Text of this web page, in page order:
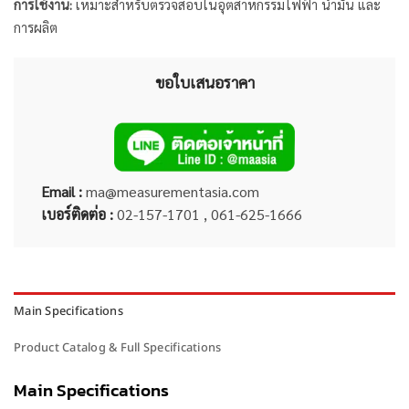
การใช้งาน: เหมาะสำหรับตรวจสอบในอุตสาหกรรมไฟฟ้า น้ำมัน และ
การผลิต
ขอใบเสนอราคา
Email :ma@measurementasia.com
เบอร์ติดต่อ :02-157-1701 , 061-625-1666
Main Specifications
Product Catalog & Full Specifications
Main Specifications